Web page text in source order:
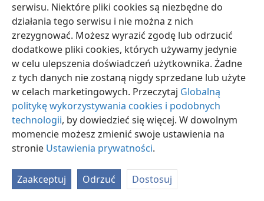
serwisu. Niektóre pliki cookies są niezbędne do
działania tego serwisu i nie można z nich
zrezygnować. Możesz wyrazić zgodę lub odrzucić
dodatkowe pliki cookies, których używamy jedynie
w celu ulepszenia doświadczeń użytkownika. Żadne
z tych danych nie zostaną nigdy sprzedane lub użyte
w celach marketingowych. Przeczytaj Globalną
politykę wykorzystywania cookies i podobnych
technologii, by dowiedzieć się więcej. W dowolnym
momencie możesz zmienić swoje ustawienia na
stronie Ustawienia prywatności.
Zaakceptuj Odrzuć Dostosuj
polski Ustawienia
Copyright© 2026 Watch Tower Bible and Tract Society of Pennsylvania
Warunki użytkowania Polityka prywatności
JW.ORG
Zaloguj